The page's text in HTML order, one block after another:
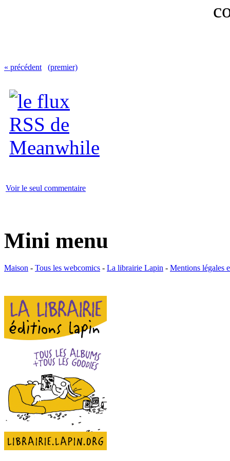
« précédent (premier)
Voir le seul commentaire
Mini menu
Maison - Tous les webcomics - La librairie Lapin - Mentions légales